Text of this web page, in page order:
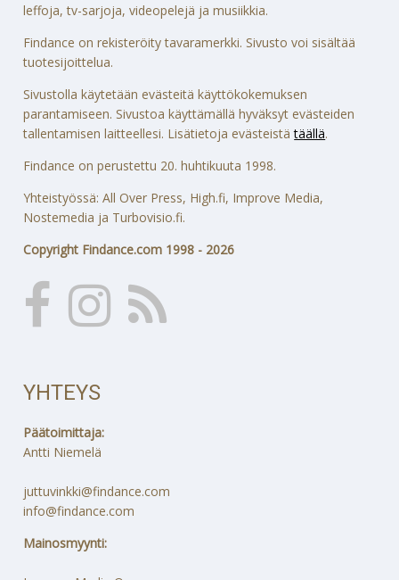
leffoja, tv-sarjoja, videopelejä ja musiikkia.
Findance on rekisteröity tavaramerkki. Sivusto voi sisältää
tuotesijoittelua.
Sivustolla käytetään evästeitä käyttökokemuksen
parantamiseen. Sivustoa käyttämällä hyväksyt evästeiden
tallentamisen laitteellesi. Lisätietoja evästeistätäällä.
Findance on perustettu 20. huhtikuuta 1998.
Yhteistyössä: All Over Press, High.fi, Improve Media,
Nostemedia ja Turbovisio.fi.
Copyright Findance.com 1998 - 2026
YHTEYS
Päätoimittaja:
Antti Niemelä
juttuvinkki@findance.com
info@findance.com
Mainosmyynti: